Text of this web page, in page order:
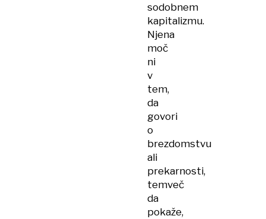
sodobnem
kapitalizmu.
Njena
moč
ni
v
tem,
da
govori
o
brezdomstvu
ali
prekarnosti,
temveč
da
pokaže,